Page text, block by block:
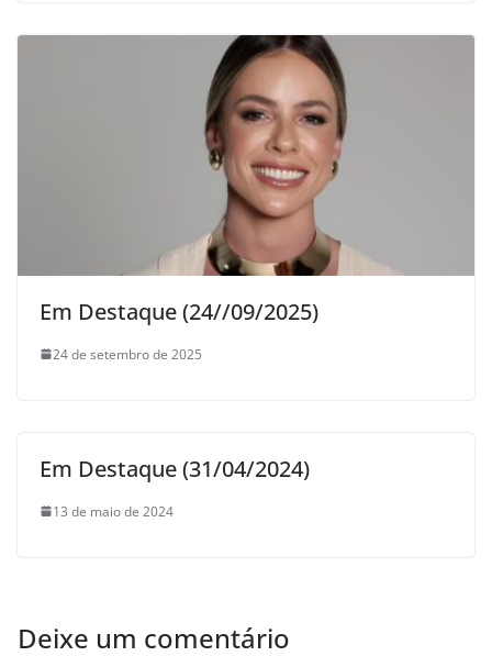
Em Destaque (24//09/2025)
24 de setembro de 2025
Em Destaque (31/04/2024)
13 de maio de 2024
Deixe um comentário